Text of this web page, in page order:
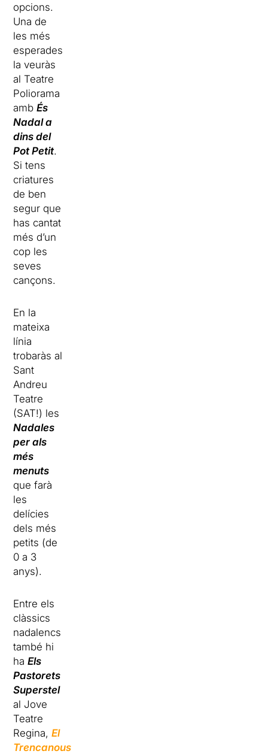
opcions.
Una de
les més
esperades
la veuràs
al Teatre
Poliorama
ambÉs
Nadal a
dins del
Pot Petit.
Si tens
criatures
de ben
segur que
has cantat
més d’un
cop les
seves
cançons.
En la
mateixa
línia
trobaràs al
Sant
Andreu
Teatre
(SAT!) les
Nadales
per als
més
menuts
que farà
les
delícies
dels més
petits (de
0 a 3
anys).
Entre els
clàssics
nadalencs
també hi
haEls
Pastorets
Superstel
al Jove
Teatre
Regina,El
Trencanous